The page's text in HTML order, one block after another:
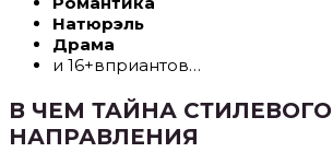
Натюрэль
Драма
и 16+вприантов…
В ЧЕМ ТАЙНА СТИЛЕВОГО
НАПРАВЛЕНИЯ